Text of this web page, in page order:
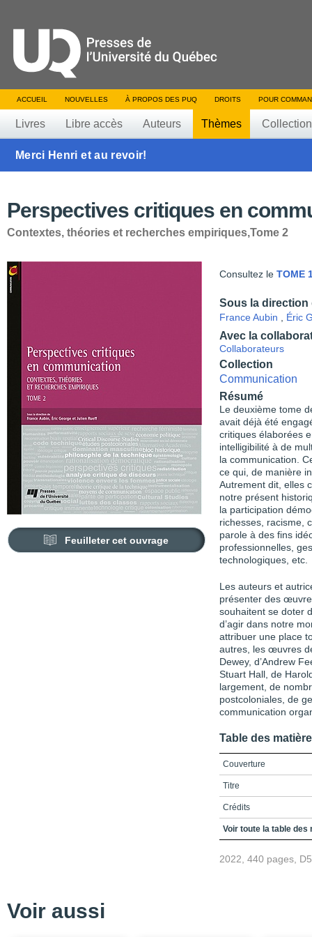
ACCUEIL NOUVELLES À PROPOS DES PUQ DROITS POUR
Livres Libre accès Auteurs Thèmes
Merci Henri et au revoir!
Perspectives critiques en
Contextes, théories et recherches empiriques,Tome 2
Feuilleter cet ouvrage
Consultez le TOME
Sous la direction
France Aubin Éric
Avec la
Collaborateurs
Collection
Communication
Résumé
Le deuxième tome
avait déjà été
critiques élaborées
intelligibilité à de
la communication.
ce qui, de manière
Autrement dit, elles
notre présent
la participation
richesses, racisme,
parole à des fins
professionnelles,
technologiques, etc.
Les auteurs et
présenter des
souhaitent se doter
d’agir dans notre
attribuer une place
autres, les œuvres
Dewey, d’Andrew
Stuart Hall, de
largement, de
postcoloniales, de
communication
Table des
Couverture
Titre
Crédits
Table des matières
Voir toute la table des
2022, 440 pages,
Voir aussi